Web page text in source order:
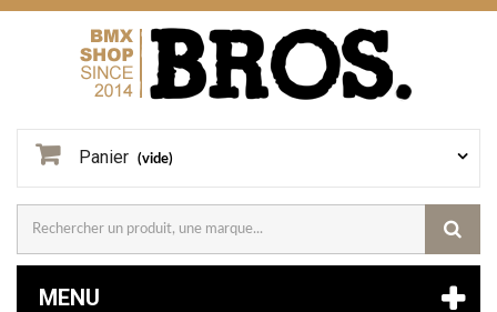
Panier (vide)
MENU